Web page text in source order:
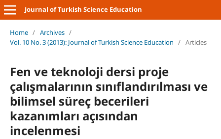
Journal of Turkish Science Education
Home / Archives /
Vol. 10 No. 3 (2013): Journal of Turkish Science Education / Articles
Fen ve teknoloji dersi proje
çalışmalarının sınıflandırılması ve
bilimsel süreç becerileri
kazanımları açısından
incelenmesi